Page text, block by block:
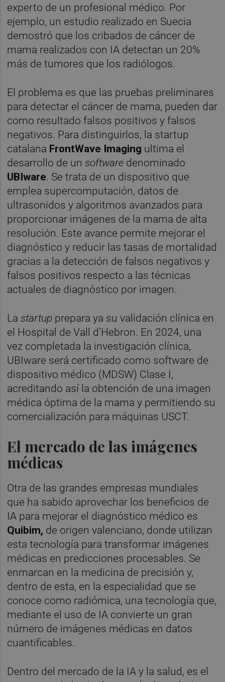
experto de un profesional médico. Por
ejemplo, un estudio realizado en Suecia
demostró que los cribados de cáncer de
mama realizados con IA detectan un 20%
más de tumores que los radiólogos.
El problema es que las pruebas preliminares
para detectar el cáncer de mama, pueden dar
como resultado falsos positivos y falsos
negativos. Para distinguirlos, la startup
catalana FrontWave Imaging ultima el
desarrollo de unsoftware denominado
UBIware. Se trata de un dispositivo que
emplea supercomputación, datos de
ultrasonidos y algoritmos avanzados para
proporcionar imágenes de la mama de alta
resolución. Este avance permite mejorar el
diagnóstico y reducir las tasas de mortalidad
gracias a la detección de falsos negativos y
falsos positivos respecto a las técnicas
actuales de diagnóstico por imagen.
Lastartup prepara ya su validación clínica en
el Hospital de Vall d’Hebron. En 2024, una
vez completada la investigación clínica,
UBIware será certificado como software de
dispositivo médico (MDSW) Clase I,
acreditando así la obtención de una imagen
médica óptima de la mama y permitiendo su
comercialización para máquinas USCT.
El mercado de las imágenes
médicas
Otra de las grandes empresas mundiales
que ha sabido aprovechar los beneficios de
IA para mejorar el diagnóstico médico es
Quibim, de origen valenciano, donde utilizan
esta tecnología para transformar imágenes
médicas en predicciones procesables. Se
enmarcan en la medicina de precisión y,
dentro de esta, en la especialidad que se
conoce como radiómica, una tecnología que,
mediante el uso de IA convierte un gran
número de imágenes médicas en datos
cuantificables.
Dentro del mercado de la IA y la salud, es el